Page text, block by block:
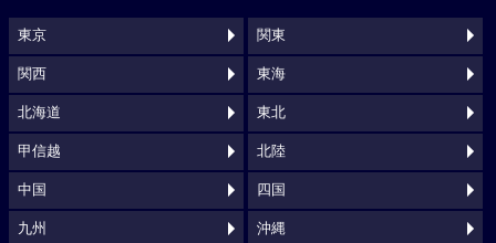
東京 関東
関西 東海
北海道 東北
甲信越 北陸
中国 四国
九州 沖縄